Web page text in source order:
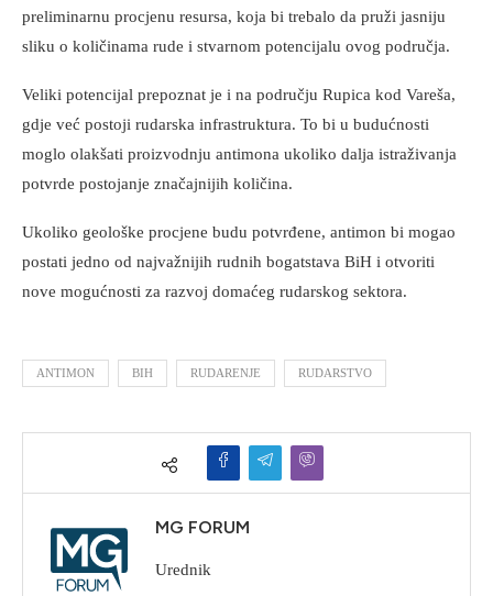
preliminarnu procjenu resursa, koja bi trebalo da pruži jasniju
sliku o količinama rude i stvarnom potencijalu ovog područja.
Veliki potencijal prepoznat je i na području Rupica kod Vareša,
gdje već postoji rudarska infrastruktura. To bi u budućnosti
moglo olakšati proizvodnju antimona ukoliko dalja istraživanja
potvrde postojanje značajnijih količina.
Ukoliko geološke procjene budu potvrđene, antimon bi mogao
postati jedno od najvažnijih rudnih bogatstava BiH i otvoriti
nove mogućnosti za razvoj domaćeg rudarskog sektora.
ANTIMON BIH RUDARENJE RUDARSTVO
MG FORUM
Urednik